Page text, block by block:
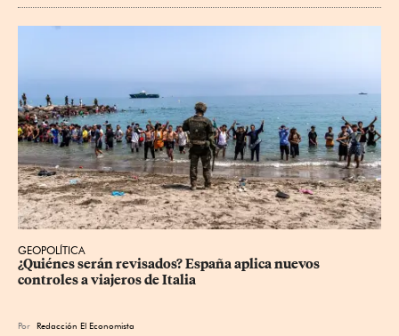
GEOPOLÍTICA
¿Quiénes serán revisados? España aplica nuevos
controles a viajeros de Italia
Por Redacción El Economista